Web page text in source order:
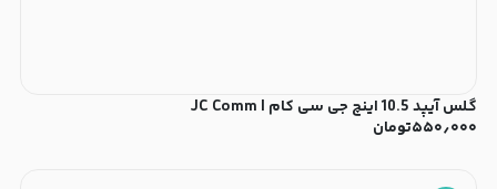
گلس آیپد 10.5 اینچ جی سی کام | JC Comm
۵۵۰٫۰۰۰تومان